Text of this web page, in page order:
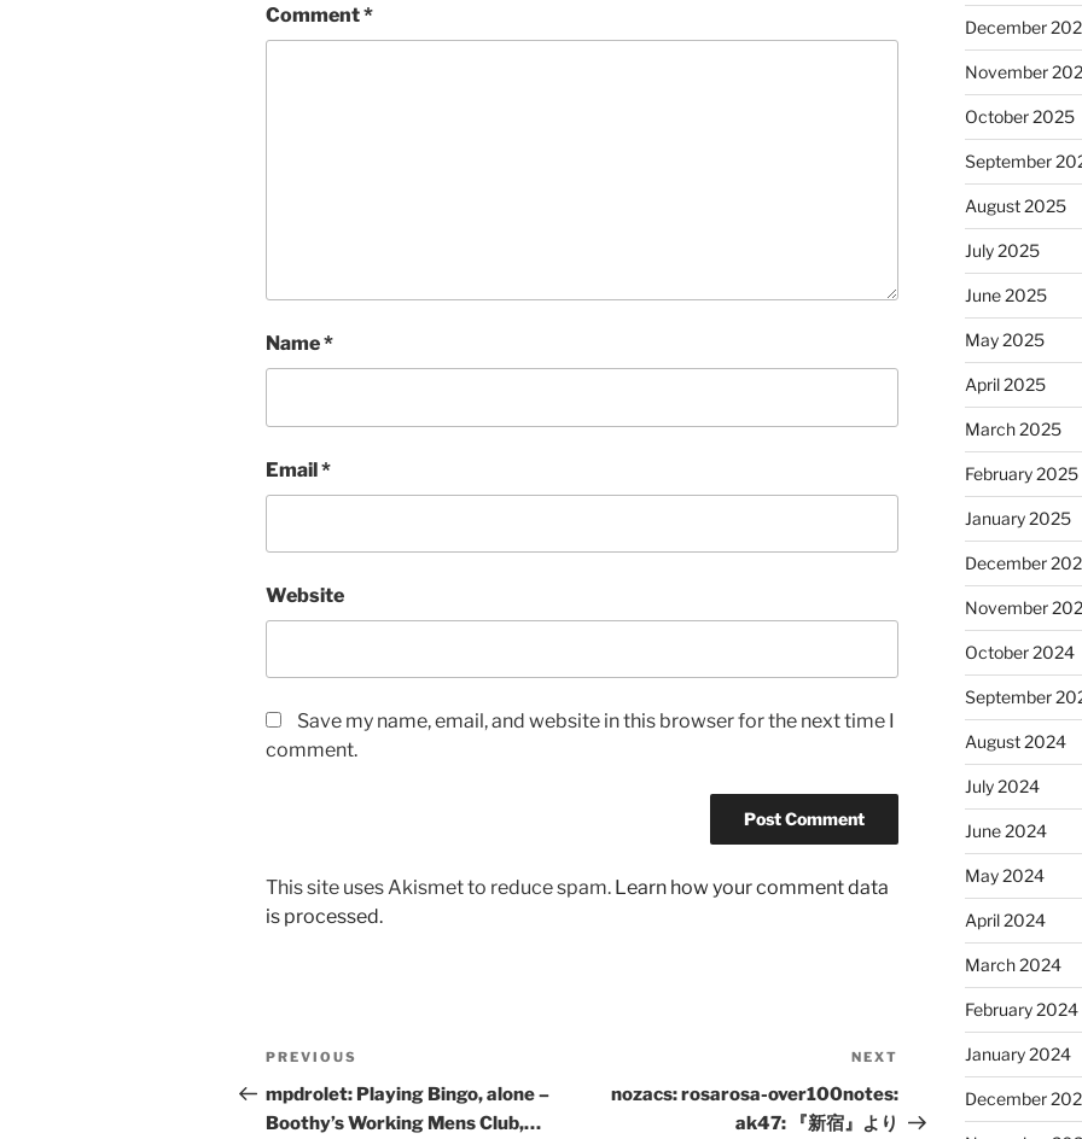
Comment*
Name*
Email*
Website
Save my name, email, and website in this browser for the next time I
comment.
This site uses Akismet to reduce spam. Learn how your comment data
is processed.
Post
navigation
Previous
Post
PREVIOUS
mpdrolet: Playing Bingo, alone –
Boothy’s Working Mens Club,…
Post
NEXT
nozacs: rosarosa-over100notes:
ak47: 『新宿』より
December
November
October 2025
September
August 2025
July 2025
June 2025
May 2025
April 2025
March 2025
February 2025
January 2025
December
November
October 2024
September
August 2024
July 2024
June 2024
May 2024
April 2024
March 2024
February 2024
January 2024
December